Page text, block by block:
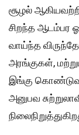
சூழல்
சிறந்த ஆடம்பர
வாய்ந்த
அரங்குகள்,
இங்கு
அனுபவ